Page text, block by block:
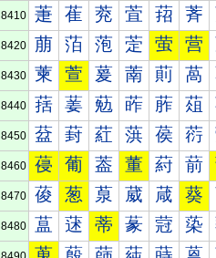
8410 萐 萑 萒 萓 萔 萕
8420 萠 萡 萢 萣 萤 营
8430 萰 萱 萲 萳 萴 萵
8440 葀 葁 葂 葃 葄 葅
8450 葐 葑 葒 葓 葔 葕
8460 葠 葡 葢 董 葤 葥
8470 葰 葱 葲 葳 葴 葵
8480 蒀 蒁 蒂 蒃 蒄 蒅